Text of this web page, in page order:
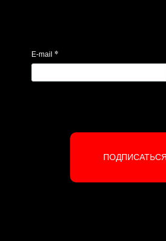
E-mail *
ПОДПИСАТЬСЯ